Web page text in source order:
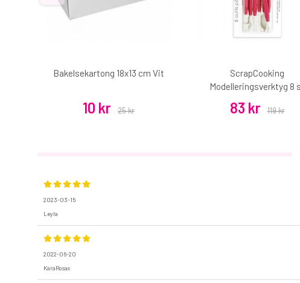
Bakelsekartong 18x13 cm Vit
10 kr 25 kr
ScrapCooking
Modelleringsverktyg 8
83 kr 119 kr
2023-03-15
Leyla
2022-06-20
KaraRosas